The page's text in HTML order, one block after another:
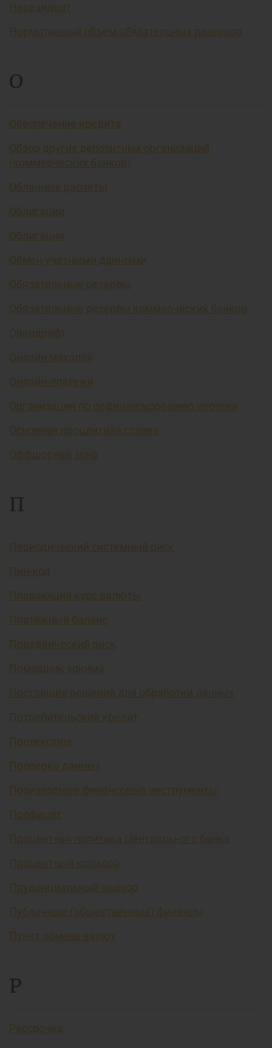
Нерезидент
Нормативный объем обязательных резервов
О
Обеспечение кредита
Обзор других депозитных организаций
(коммерческих банков)
Облачные расчёты
Облигации
Облигация
Обмен учетными данными
Обязательные резервы
Обязательные резервы коммерческих банков
Овердрафт
Онлайн махалля
Онлайн-платежи
Организация по рефинансированию ипотеки
Основная процентная ставка
Оффшорная зона
П
Периодический системный риск
Пин-код
Плавающий курс валюты
Платёжный баланс
Поведенческий риск
Помощник хокима
Поставщик решений для обработки данных
Потребительский кредит
Претекстинг
Проверка данных
Производные финансовые инструменты
Профицит
Процентная политика Центрального банка
Процентный коридор
Пруденциальный надзор
Публичные (общественные) финансы
Пункт обмена валют
Р
Рассрочка